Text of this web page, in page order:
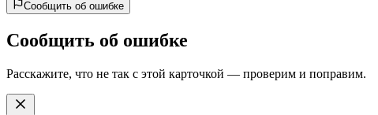
Сообщить об ошибке
Сообщить об ошибке
Расскажите, что не так с этой карточкой — проверим и поправим.